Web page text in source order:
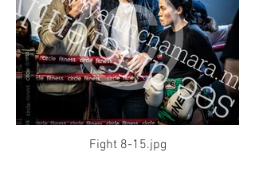
Fight 8-15.jpg